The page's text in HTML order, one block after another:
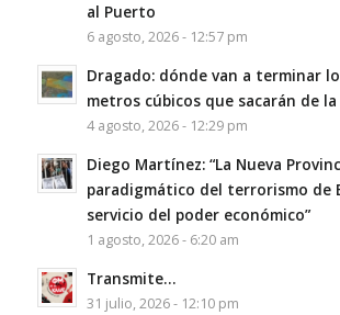
al Puerto
6 agosto, 2026 - 12:57 pm
Dragado: dónde van a terminar
metros cúbicos que sacarán de
4 agosto, 2026 - 12:29 pm
Diego Martínez: “La Nueva
paradigmático del terrorismo de
servicio del poder económico”
1 agosto, 2026 - 6:20 am
Transmite…
31 julio, 2026 - 12:10 pm